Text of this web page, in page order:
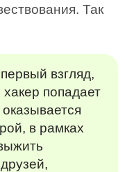
Так
взгляд,
попадает
в рамках